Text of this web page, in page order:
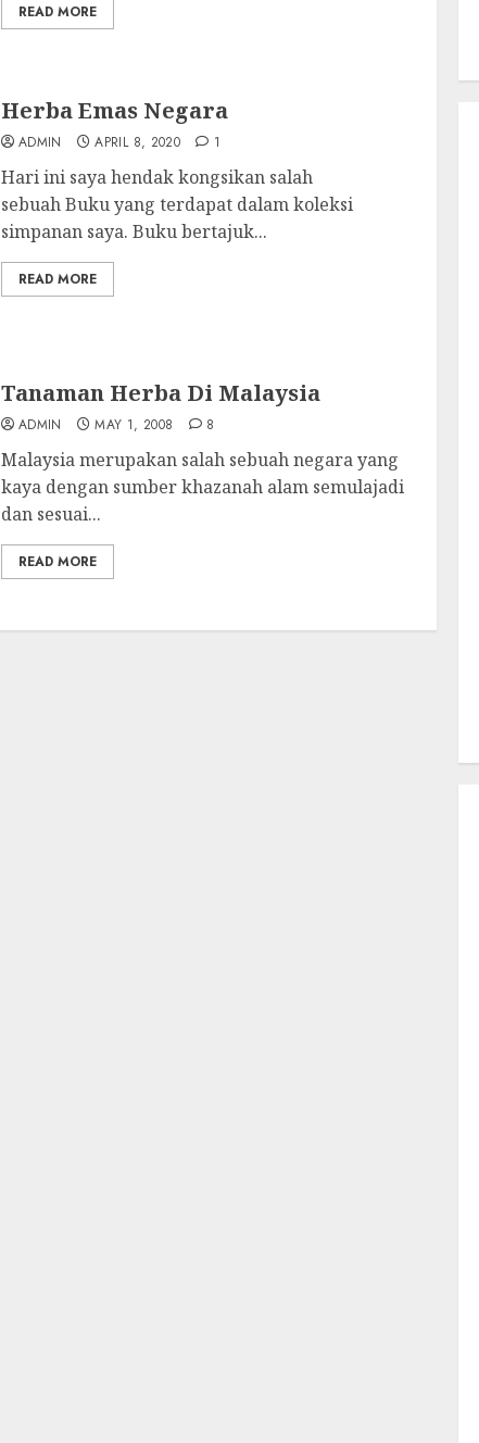
READ MORE
Herba Emas Negara
ADMIN APRIL 8, 2020 1
Hari ini saya hendak kongsikan salah
sebuah Buku yang terdapat dalam koleksi
simpanan saya. Buku bertajuk...
READ MORE
Tanaman Herba Di Malaysia
ADMIN MAY 1, 2008 8
Malaysia merupakan salah sebuah negara yang
kaya dengan sumber khazanah alam semulajadi
dan sesuai...
READ MORE